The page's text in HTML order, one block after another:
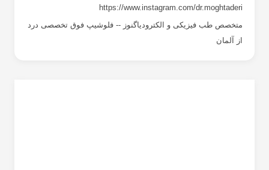
https://www.instagram.com/dr.moghtaderi
متخصص طب فیزیکی و الکترودیاگنوز -- فلوشیپ فوق تخصصی درد
از آلمان